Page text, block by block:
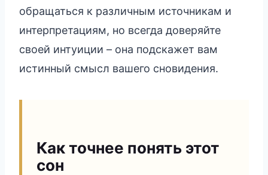
обращаться к различным источникам и
интерпретациям, но всегда доверяйте
своей интуиции – она подскажет вам
истинный смысл вашего сновидения.
Как точнее понять этот
сон